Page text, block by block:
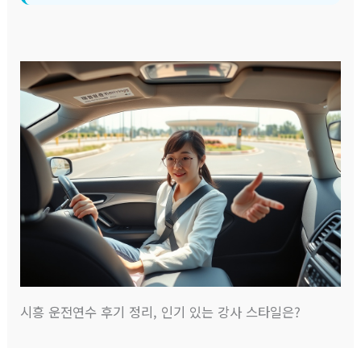
시흥 운전연수 후기 정리, 인기 있는 강사 스타일은?